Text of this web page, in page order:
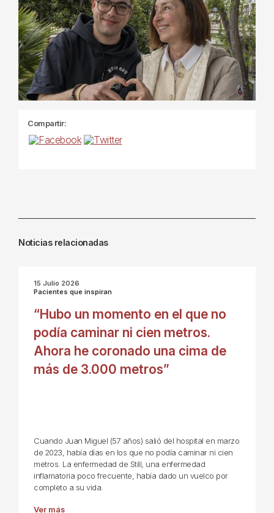
Compartir:
Noticias relacionadas
15 Julio 2026
Pacientes que inspiran
“Hubo un momento en el que no
podía caminar ni cien metros.
Ahora he coronado una cima de
más de 3.000 metros”
Cuando Juan Miguel (57 años) salió del hospital en marzo
de 2023, había días en los que no podía caminar ni cien
metros. La enfermedad de Still, una enfermedad
inflamatoria poco frecuente, había dado un vuelco por
completo a su vida.
Ver más